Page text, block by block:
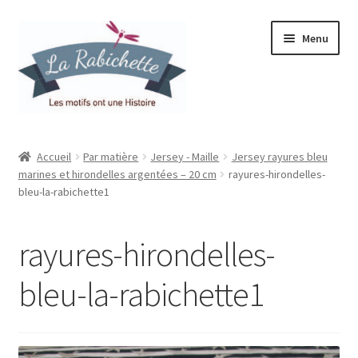
la
navigation
contenu
Menu
Contact
Mon espace
Mon compte
Panier
Accueil Par matière Jersey - Maille
Jersey rayures bleu
marines et hirondelles argentées – 20 cm
rayures-hirondelles-
bleu-la-rabichette1
rayures-hirondelles-
bleu-la-rabichette1